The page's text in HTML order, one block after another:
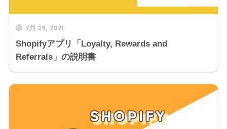
7月 29, 2021
Shopifyアプリ「Loyalty, Rewards and
Referrals」の説明書